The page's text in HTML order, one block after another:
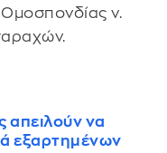
ν.
απειλούν να
εξαρτημένων